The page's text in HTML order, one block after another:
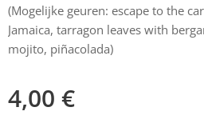
(Mogelijke geuren: escape to the
Jamaica, tarragon leaves with
mojito, piñacolada)
4,00 €